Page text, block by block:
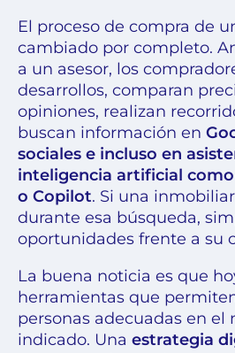
El proceso de compra de
cambiado por completo.
a un asesor, los
desarrollos, comparan
opiniones, realizan
buscan información en
sociales e incluso en
inteligencia artificial como
o Copilot. Si una
durante esa búsqueda,
oportunidades frente a su
La buena noticia es que
herramientas que
personas adecuadas en el
indicado. Una estrategia